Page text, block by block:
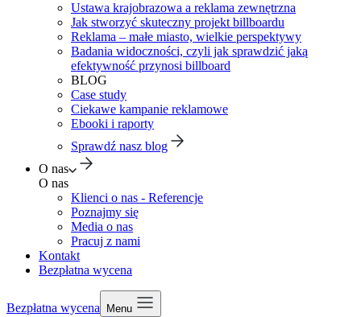
Ustawa krajobrazowa a reklama zewnętrzna
Jak stworzyć skuteczny projekt billboardu
Reklama – małe miasto, wielkie perspektywy
Badania widoczności, czyli jak sprawdzić jaką
efektywność przynosi billboard
BLOG
Case study
Ciekawe kampanie reklamowe
Ebooki i raporty
Sprawdź nasz blog
O nas
O nas
Klienci o nas - Referencje
Poznajmy się
Media o nas
Pracuj z nami
Kontakt
Bezpłatna wycena
Bezpłatna wycena Menu